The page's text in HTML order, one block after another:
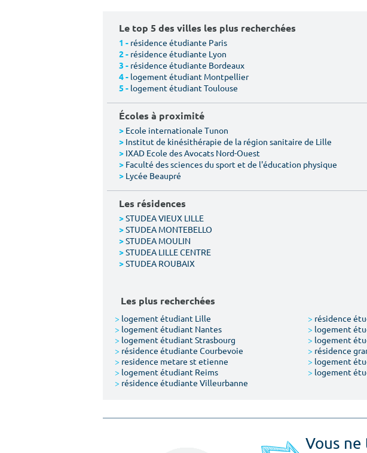
Le top 5 des villes les plus recherchées
1 - résidence étudiante Paris
2 - résidence étudiante Lyon
3 - résidence étudiante Bordeaux
4 - logement étudiant Montpellier
5 - logement étudiant Toulouse
Écoles à proximité
> Ecole internationale Tunon
> Institut de kinésithérapie de la région sanitaire de Lille
> IXAD Ecole des Avocats Nord-Ouest
> Faculté des sciences du sport et de l'éducation physique
> Lycée Beaupré
Les résidences
>STUDEA VIEUX LILLE
>STUDEA MONTEBELLO
>STUDEA MOULIN
>STUDEA LILLE CENTRE
>STUDEA ROUBAIX
Les plus recherchées
> logement étudiant Lille > résidence
> logement étudiant Nantes > logement
> logement étudiant Strasbourg > logement
> résidence étudiante Courbevoie > résidence
> residence metare st etienne > logement
> logement étudiant Reims > logement
> résidence étudiante Villeurbanne
Vous ne